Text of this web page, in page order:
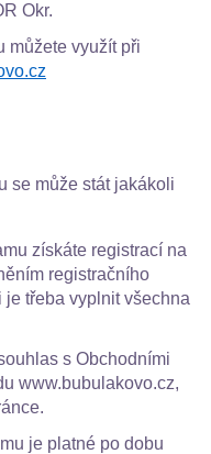
Okr.
můžete využít při
se může stát jakákoli
získáte registrací na
registračního
třeba vyplnit všechna
s Obchodními
www.bubulakovo.cz,
je platné po dobu